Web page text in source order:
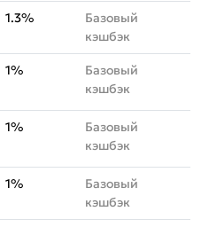
1.3%
Базовый
кэшбэк
1%
Базовый
кэшбэк
1%
Базовый
кэшбэк
1%
Базовый
кэшбэк